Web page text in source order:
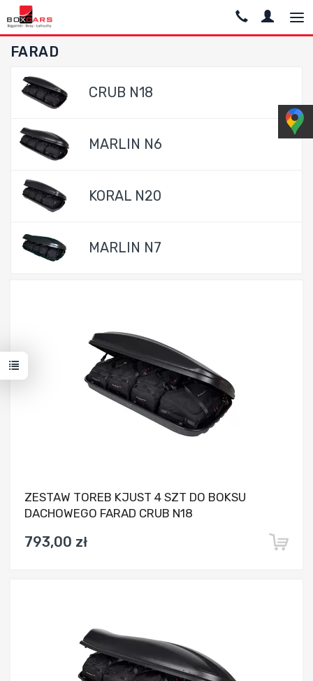
FARAD
CRUB N18
MARLIN N6
KORAL N20
MARLIN N7
ZESTAW TOREB KJUST 4 SZT DO BOKSU
DACHOWEGO FARAD CRUB N18
793,00 zł